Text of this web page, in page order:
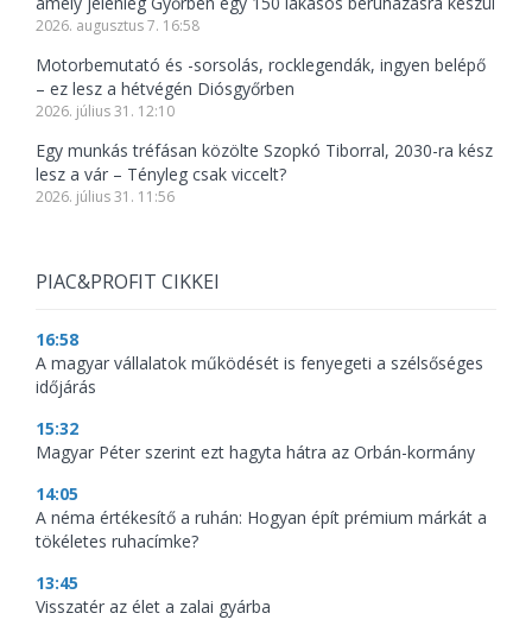
2026. augusztus 7. 16:58
Motorbemutató és -sorsolás, rocklegendák, ingyen belépő
– ez lesz a hétvégén Diósgyőrben
2026. július 31. 12:10
Egy munkás tréfásan közölte Szopkó Tiborral, 2030-ra kész
lesz a vár – Tényleg csak viccelt?
2026. július 31. 11:56
PIAC&PROFIT CIKKEI
16:58
A magyar vállalatok működését is fenyegeti a szélsőséges
időjárás
15:32
Magyar Péter szerint ezt hagyta hátra az Orbán-kormány
14:05
A néma értékesítő a ruhán: Hogyan épít prémium márkát a
tökéletes ruhacímke?
13:45
Visszatér az élet a zalai gyárba